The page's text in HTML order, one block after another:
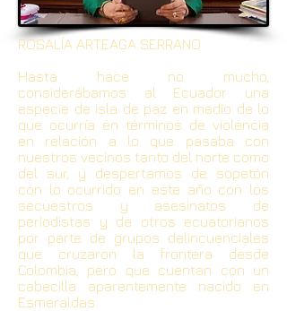
ROSALÍA ARTEAGA SERRANO
Hasta hace no mucho,
considerábamos al Ecuador una
especie de isla de paz en medio de lo
que ocurría en términos de violencia
en relación a lo que pasaba con
nuestros vecinos tanto del norte como
del sur, y despertamos de sopetón
con lo ocurrido en este año con los
secuestros y asesinatos de
periodistas y de otros ecuatorianos
por parte de grupos delincuenciales
que cruzaron la frontera desde
Colombia, pero que cuentan con un
cabecilla aparentemente nacido en
Esmeraldas.